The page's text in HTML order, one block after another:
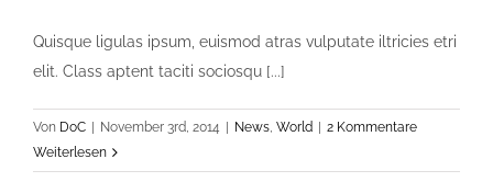
Quisque ligulas ipsum, euismod atras vulputate iltricies etri
elit. Class aptent taciti sociosqu [...]
Von DoC | November 3rd, 2014 | News World | 2 Kommentare
Weiterlesen